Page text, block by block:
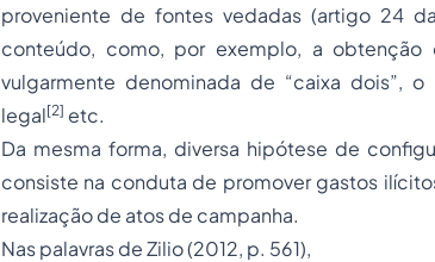
proveniente de fontes vedadas (artigo 24
conteúdo, como, por exemplo, a
vulgarmente denominada de “caixa dois”,
legal[2] etc.
Da mesma forma, diversa hipótese de
consiste na conduta de promover gastos
realização de atos de campanha.
Nas palavras de Zilio (2012, p. 561),